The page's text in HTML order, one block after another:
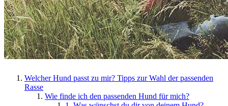
Welcher Hund passt zu mir? Tipps zur Wahl der passenden
Rasse
Wie finde ich den passenden Hund für mich?